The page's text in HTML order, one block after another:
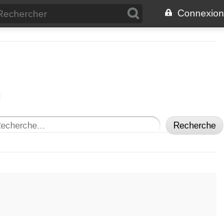
Connexion